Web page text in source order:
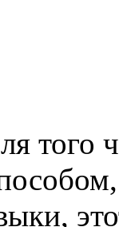
того